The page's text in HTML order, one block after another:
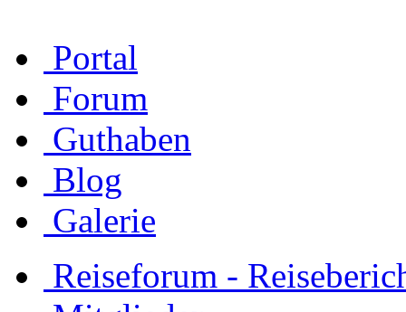
Portal
Forum
Guthaben
Blog
Galerie
Reiseforum -